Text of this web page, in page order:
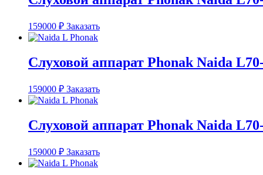
159000 ₽ Заказать
Слуховой аппарат Phonak Naida
159000 ₽ Заказать
Слуховой аппарат Phonak Naida
159000 ₽ Заказать